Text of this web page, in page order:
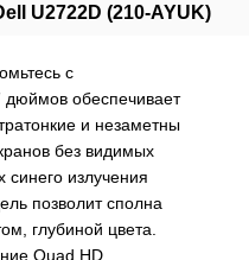
U2722D (210-AYUK)
с
дюймов обеспечивает
и незаметны
без видимых
излучения
позволит сполна
глубиной цвета.
Quad HD